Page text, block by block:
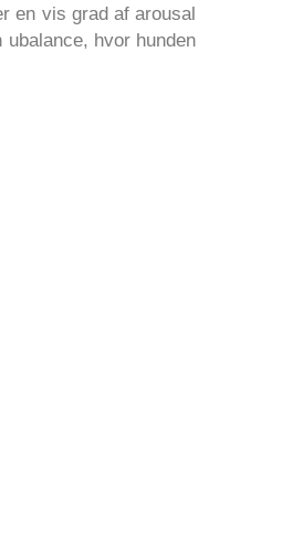
en vis grad af arousal
hvor hunden